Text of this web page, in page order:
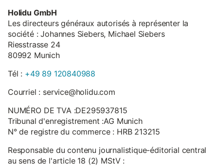
Holidu GmbH
Les directeurs généraux autorisés à représenter la
société : Johannes Siebers, Michael Siebers
Riesstrasse 24
80992 Munich
Tél : +49 89 120840988
Courriel : service@holidu.com
NUMÉRO DE TVA :DE295937815
Tribunal d'enregistrement :AG Munich
N° de registre du commerce : HRB 213215
Responsable du contenu journalistique-éditorial central
au sens de l'article 18 (2) MStV :